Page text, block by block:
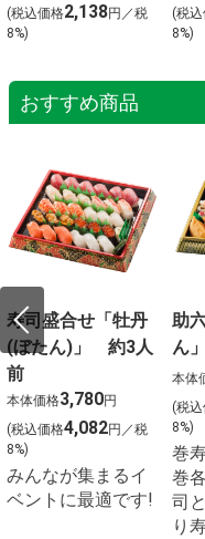
(税込価格2,138円／税
8%)
(税
8%)
おすすめ商品
寿司盛合せ「牡丹
(ぼたん)」 約3人
前
本体価格3,780円
(税込価格4,082円／税
8%)
みんなが集まるイ
ベントに最適です!
助
ん
本体
(税
8%)
巻
巻
司
り